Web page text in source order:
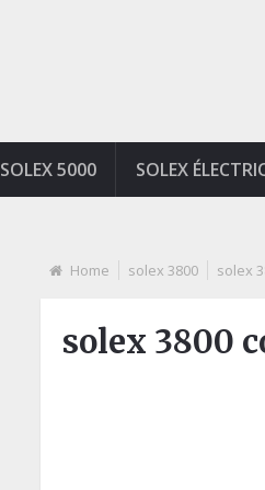
SOLEX 5000 SOLEX
Home solex 3800 solex
solex 3800